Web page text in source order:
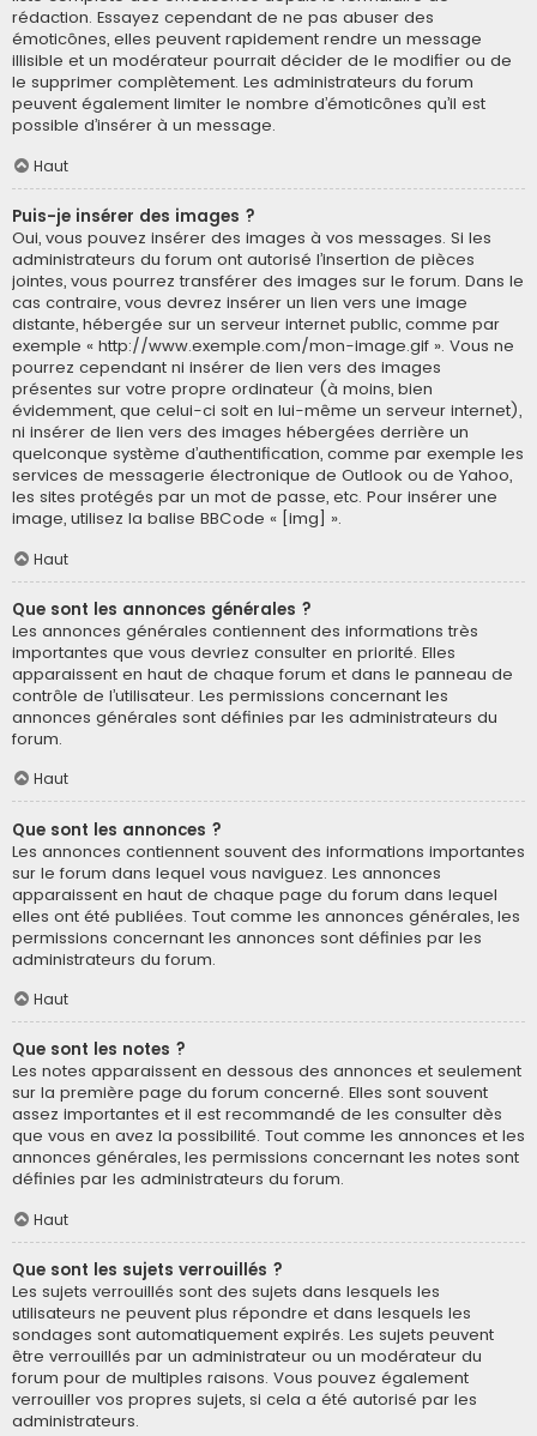
rédaction. Essayez cependant de ne pas abuser des
émoticônes, elles peuvent rapidement rendre un message
illisible et un modérateur pourrait décider de le modifier ou de
le supprimer complètement. Les administrateurs du forum
peuvent également limiter le nombre d’émoticônes qu’il est
possible d’insérer à un message.
Haut
Puis-je insérer des images ?
Oui, vous pouvez insérer des images à vos messages. Si les
administrateurs du forum ont autorisé l’insertion de pièces
jointes, vous pourrez transférer des images sur le forum. Dans le
cas contraire, vous devrez insérer un lien vers une image
distante, hébergée sur un serveur internet public, comme par
exemple « http://www.exemple.com/mon-image.gif ». Vous ne
pourrez cependant ni insérer de lien vers des images
présentes sur votre propre ordinateur (à moins, bien
évidemment, que celui-ci soit en lui-même un serveur internet),
ni insérer de lien vers des images hébergées derrière un
quelconque système d’authentification, comme par exemple les
services de messagerie électronique de Outlook ou de Yahoo,
les sites protégés par un mot de passe, etc. Pour insérer une
image, utilisez la balise BBCode « [img] ».
Haut
Que sont les annonces générales ?
Les annonces générales contiennent des informations très
importantes que vous devriez consulter en priorité. Elles
apparaissent en haut de chaque forum et dans le panneau de
contrôle de l’utilisateur. Les permissions concernant les
annonces générales sont définies par les administrateurs du
forum.
Haut
Que sont les annonces ?
Les annonces contiennent souvent des informations importantes
sur le forum dans lequel vous naviguez. Les annonces
apparaissent en haut de chaque page du forum dans lequel
elles ont été publiées. Tout comme les annonces générales, les
permissions concernant les annonces sont définies par les
administrateurs du forum.
Haut
Que sont les notes ?
Les notes apparaissent en dessous des annonces et seulement
sur la première page du forum concerné. Elles sont souvent
assez importantes et il est recommandé de les consulter dès
que vous en avez la possibilité. Tout comme les annonces et les
annonces générales, les permissions concernant les notes sont
définies par les administrateurs du forum.
Haut
Que sont les sujets verrouillés ?
Les sujets verrouillés sont des sujets dans lesquels les
utilisateurs ne peuvent plus répondre et dans lesquels les
sondages sont automatiquement expirés. Les sujets peuvent
être verrouillés par un administrateur ou un modérateur du
forum pour de multiples raisons. Vous pouvez également
verrouiller vos propres sujets, si cela a été autorisé par les
administrateurs.